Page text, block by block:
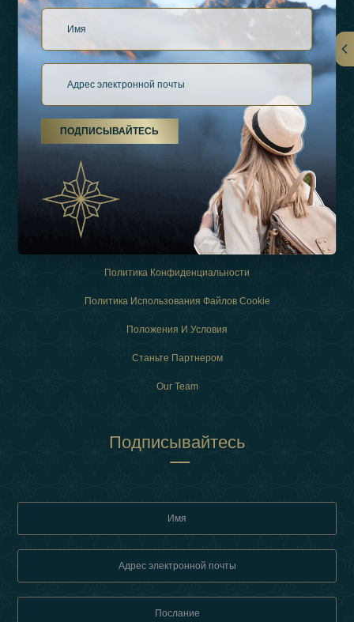
О Нас
Виды Отдыха
Связаться
Политика Конфиденциальности
Политика Использования Файлов Cookie
Положения И Условия
Станьте Партнером
Our Team
Подписывайтесь
ПОДПИСЫВАЙТЕСЬ